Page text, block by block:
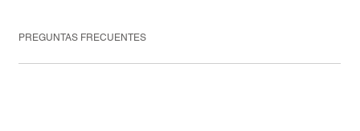
PREGUNTAS FRECUENTES